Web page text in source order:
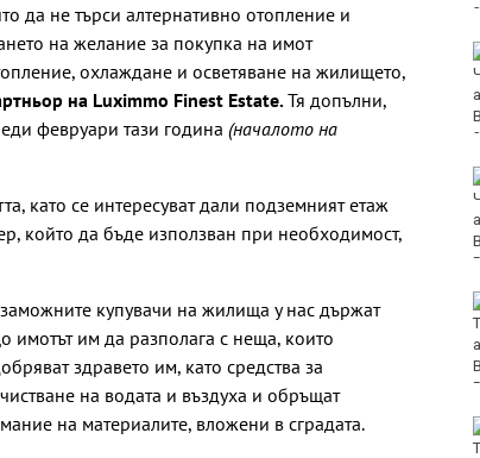
да не търси алтернативно отопление и
на желание за покупка на имот
охлаждане и осветяване на жилището,
на Luximmo Finest Estate.Тя допълни,
февруари тази година (началото на
като се интересуват дали подземният етаж
който да бъде използван при необходимост,
купувачи на жилища у нас държат
имотът им да разполага с неща, които
здравето им, като средства за
на водата и въздуха и обръщат
на материалите, вложени в сградата.
Румен Радев: Дрон е
нахлул в българското
въздушно
движението на
камиони над 20 тона
ще пеят за варненци
на празника на града
Аварии оставят без